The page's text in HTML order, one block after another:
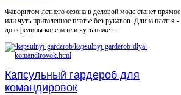
Фаворитом летнего сезона в деловой моде станет прямое
или чуть приталенное платье без рукавов. Длина платья -
до середины колена или чуть ниже. ...
Капсульный гардероб для
командировок